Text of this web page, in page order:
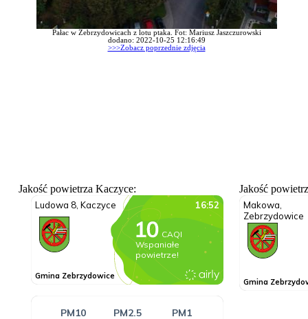
Pałac w Zebrzydowicach z lotu ptaka. Fot: Mariusz Jaszczurowski
dodano: 2022-10-25 12:16:49
>>>Zobacz poprzednie zdjęcia
Jakość powietrza Kaczyce: Jakość